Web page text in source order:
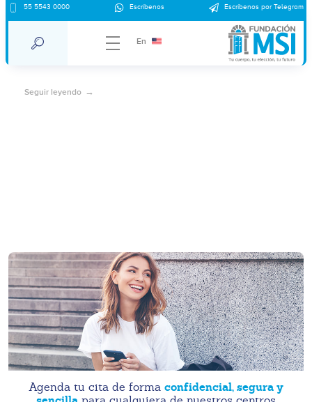
55 5543 0000 Escríbenos Escríbenos por Telegram
En
Feminismo y machismo
Seguir leyendo
Agenda tu cita de forma confidencial, segura y